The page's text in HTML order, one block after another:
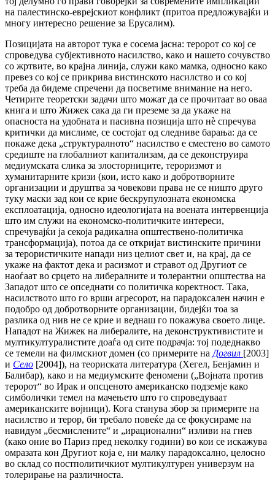
на палестинско-еврејскиот конфликт (притоа предложувајќи и
многу интересно решение за Ерусалим).
Позицијата на авторот тука е сосема јасна: теророт со кој се
спроведува субјективното насилство, како и нашето сочувство
со жртвите, во крајна линија, служи како мамка, односно како
превез со кој се прикрива вистинското насилство и со кој
треба да бидеме спречени да посветиме внимание на него.
Четирите теоретски задачи што можат да се прочитаат во оваа
книга и што Жижек сака да ги преземе за да укаже на
опасноста на удобната и пасивна позиција што нè спречува
критички да мислиме, се состојат од следниве барања: да се
покаже дека „структуралното“ насилство е сместено во самото
средиште на глобалниот капитализам, да се деконструира
медиумската слика за злосторниците, тероризмот и
хуманитарните кризи (кои, исто како и добротворните
организации и друштва за човекови права не се ништо друго
туку маски зад кои се крие бескрупулозната економска
експлоатација, односно идеологијата на воената интервенција
што им служи на економско-политичките интереси,
спречувајќи ја секоја радикална општествено-политичка
трансформација), потоа да се откријат вистинските причини
за терористичките напади низ целиот свет и, на крај, да се
укаже на фактот дека и расизмот и стравот од Другиот се
наоѓаат во срцето на либералните и толерантни општества на
Западот што се опседнати со политичка коректност. Така,
насилството што го врши агресорот, на парадоксален начин е
подобро од добротворните организации, бидејќи тоа за
разлика од нив не се крие и веднаш го покажува своето лице.
Нападот на Жижек на либералите, на деконструктивистите и
мултикултуралистите доаѓа од сите подрачја: тој подеднакво
се темели на филмскиот домен (со примерите на Догвил [2003]
и Село [2004]), на теориската литература (Хегел, Бенјамин и
Балибар), како и на медиумските феномени („Војната против
теророт“ во Ирак и опсценото американско подземје како
симболички темел на мачењето што го спроведуваат
американските војници). Кога станува збор за примерите на
насилство и терор, би требало повеќе да се фокусираме на
навидум „бесмислените“ и „ирационални“ изливи на гнев
(како оние во Париз пред неколку години) во кои се искажува
омразата кон Другиот која е, ни малку парадоксално, целосно
во склад со постполитичкиот мултикултурен универзум на
толерирање на различноста.